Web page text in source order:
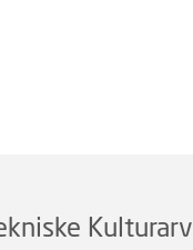
Kulturarv